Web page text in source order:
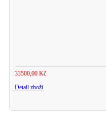
33500,00 Kč
Detail zboží